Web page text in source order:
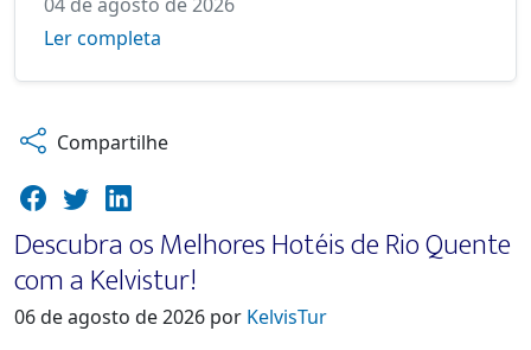
Ler completa
Compartilhe
Descubra os Melhores Hotéis de Rio Quente
com a Kelvistur!
06 de agosto de 2026 por KelvisTur